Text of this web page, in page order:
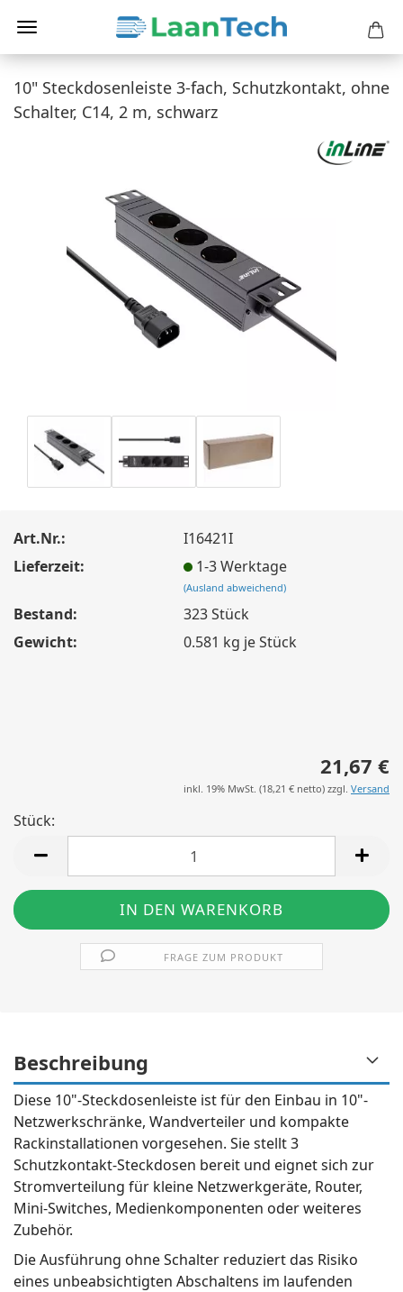
10" Steckdosenleiste 3-fach, Schutzkontakt, ohne
Schalter, C14, 2 m, schwarz
Art.Nr.:
I16421I
Lieferzeit:
1-3 Werktage
(Ausland abweichend)
Bestand: 323Stück
Gewicht:
0.581 kg je Stück
21,67 €
inkl. 19% MwSt. (18,21 € netto) zzgl. Versand
Stück:
FRAGE ZUM PRODUKT
Beschreibung
Diese 10"-Steckdosenleiste ist für den Einbau in 10"-
Netzwerkschränke, Wandverteiler und kompakte
Rackinstallationen vorgesehen. Sie stellt 3
Schutzkontakt-Steckdosen bereit und eignet sich zur
Stromverteilung für kleine Netzwerkgeräte, Router,
Mini-Switches, Medienkomponenten oder weiteres
Zubehör.
Die Ausführung ohne Schalter reduziert das Risiko
eines unbeabsichtigten Abschaltens im laufenden